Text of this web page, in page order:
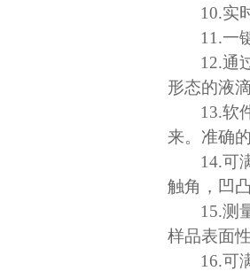
10.实
11.一
12.通
形态的液
13.软
来。准确
14.可
触角，凹
15.测
样品表面
16.可